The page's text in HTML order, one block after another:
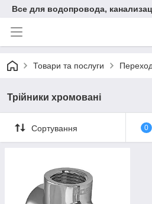
Все для водопровода,
Товари та послуги
Трійники хромовані
Сортування 0